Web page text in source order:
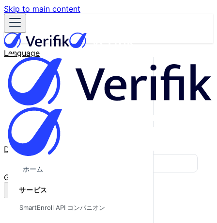
Skip to main content
Language
English
Español
Français
Português
한국어
日本語
中文
Docs
GitHub
ホーム
サービス
SmartEnroll API コンパニオン